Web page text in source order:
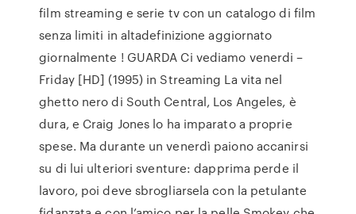
film streaming e serie tv con un catalogo di film
senza limiti in altadefinizione aggiornato
giornalmente ! GUARDA Ci vediamo venerdi –
Friday [HD] (1995) in Streaming La vita nel
ghetto nero di South Central, Los Angeles, è
dura, e Craig Jones lo ha imparato a proprie
spese. Ma durante un venerdì paiono accanirsi
su di lui ulteriori sventure: dapprima perde il
lavoro, poi deve sbrogliarsela con la petulante